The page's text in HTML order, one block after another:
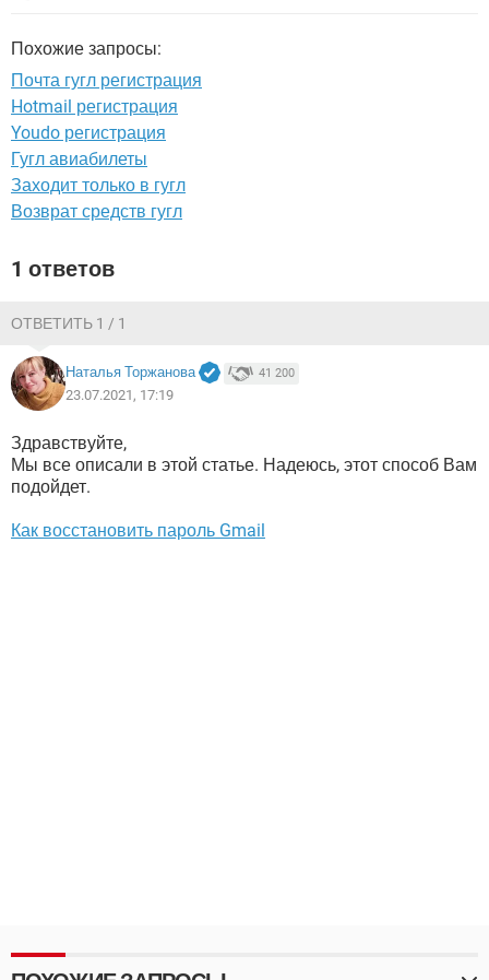
YANDEX
Похожие запросы:
Почта гугл регистрация
Hotmail регистрация
Youdo регистрация
Гугл авиабилеты
Заходит только в гугл
Возврат средств гугл
1 ответов
ОТВЕТИТЬ 1 / 1
Наталья Торжанова 41 200
23.07.2021, 17:19
Здравствуйте,
Мы все описали в этой статье. Надеюсь, этот способ Вам
подойдет.
Как восстановить пароль Gmail